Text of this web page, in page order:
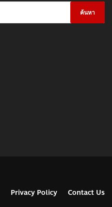
Privacy Policy Contact Us